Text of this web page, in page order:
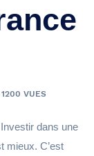
1200 VUES
dans une
mieux. C’est